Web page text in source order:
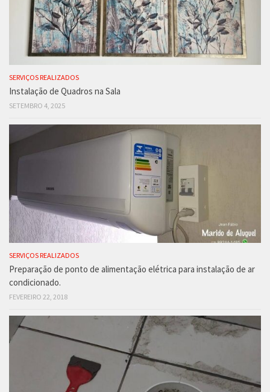
SERVIÇOS REALIZADOS
Instalação de Quadros na Sala
SETEMBRO 4, 2025
SERVIÇOS REALIZADOS
Preparação de ponto de alimentação elétrica para instalação de ar
condicionado.
FEVEREIRO 22, 2018